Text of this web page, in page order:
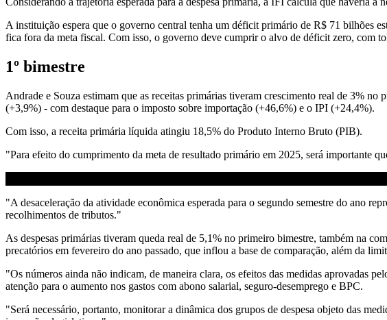
A instituição espera que o governo central tenha um déficit primário de R$ 71 bilhões
fica fora da meta fiscal. Com isso, o governo deve cumprir o alvo de déficit zero, com
1º bimestre
Andrade e Souza estimam que as receitas primárias tiveram crescimento real de 3%
(+3,9%) - com destaque para o imposto sobre importação (+46,6%) e o IPI (+24,4%).
Com isso, a receita primária líquida atingiu 18,5% do Produto Interno Bruto (PIB).
"Para efeito do cumprimento da meta de resultado primário em 2025, será importante
"A desaceleração da atividade econômica esperada para o segundo semestre do ano
recolhimentos de tributos."
As despesas primárias tiveram queda real de 5,1% no primeiro bimestre, também na
precatórios em fevereiro do ano passado, que inflou a base de comparação, além da
"Os números ainda não indicam, de maneira clara, os efeitos das medidas aprovadas
atenção para o aumento nos gastos com abono salarial, seguro-desemprego e BPC.
"Será necessário, portanto, monitorar a dinâmica dos grupos de despesa objeto das